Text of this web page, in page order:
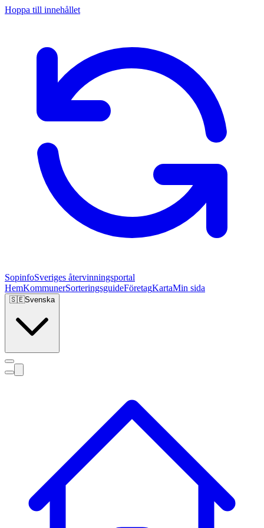
Hoppa till innehållet
SopinfoSveriges återvinningsportal
HemKommunerSorteringsguideFöretagKartaMin sida
🇸🇪Svenska